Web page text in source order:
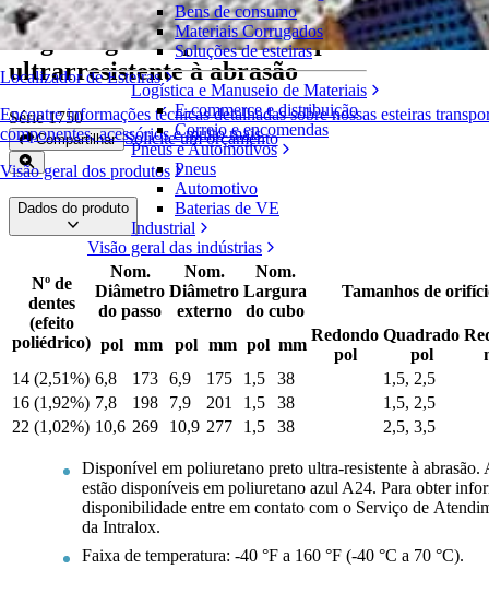
Localizador de Esteiras
Encontre informações técnicas detalhadas sobre nossas esteiras
componentes, acessórios e muito mais
Visão geral dos produtos
Bens de consumo
Materiais Corrugados
Soluções de esteiras
Logística e Manuseio de Materiais
E-commerce e distribuição
Correio e encomendas
Pneus e Automotivos
Pneus
Automotivo
Baterias de VE
Industrial
Visão geral das indústrias
Engrenagens bipartidas de poliuretano
ultrarresistente à abrasão
Série 1750
Compartilhar Solicite um orçamento
Dados do produto
Nº de
dentes
(efeito
poliédrico)
Nom.
Diâmetro
do passo
Nom.
Diâmetro
externo
Nom.
Largura
do cubo
Tamanhos de
pol mm pol mm pol mm
Redondo
pol
Quadrado
pol
14 (2,51%) 6,8 173 6,9 175 1,5 38
1,5, 2,5
16 (1,92%) 7,8 198 7,9 201 1,5 38
1,5, 2,5
22 (1,02%) 10,6 269 10,9 277 1,5 38 2,5, 3,5
Disponível em poliuretano preto ultra-resistente à abrasão.
estão disponíveis em poliuretano azul A24. Para obter
disponibilidade entre em contato com o Serviço de
da Intralox.
Faixa de temperatura: -40 °F a 160 °F (-40 °C a 70 °C).